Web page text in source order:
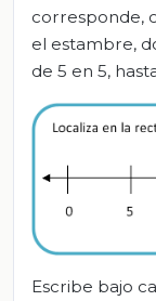
corresponde,
el estambre,
de 5 en 5,
Escribe bajo